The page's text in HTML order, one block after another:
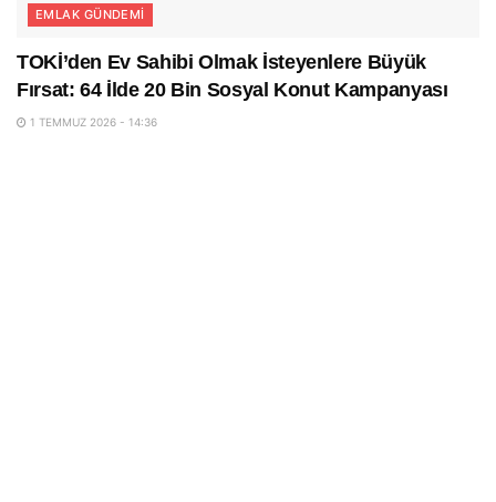
EMLAK GÜNDEMI
TOKİ’den Ev Sahibi Olmak İsteyenlere Büyük
Fırsat: 64 İlde 20 Bin Sosyal Konut Kampanyası
1 TEMMUZ 2026 - 14:36